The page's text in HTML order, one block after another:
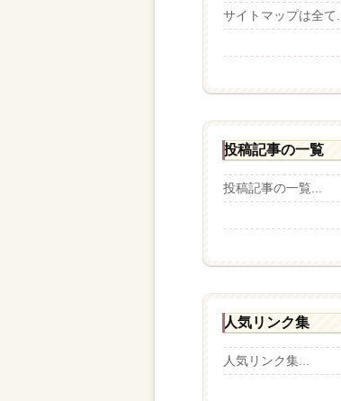
サイトマップは全て...
投稿記事の一覧
投稿記事の一覧...
人気リンク集
人気リンク集...